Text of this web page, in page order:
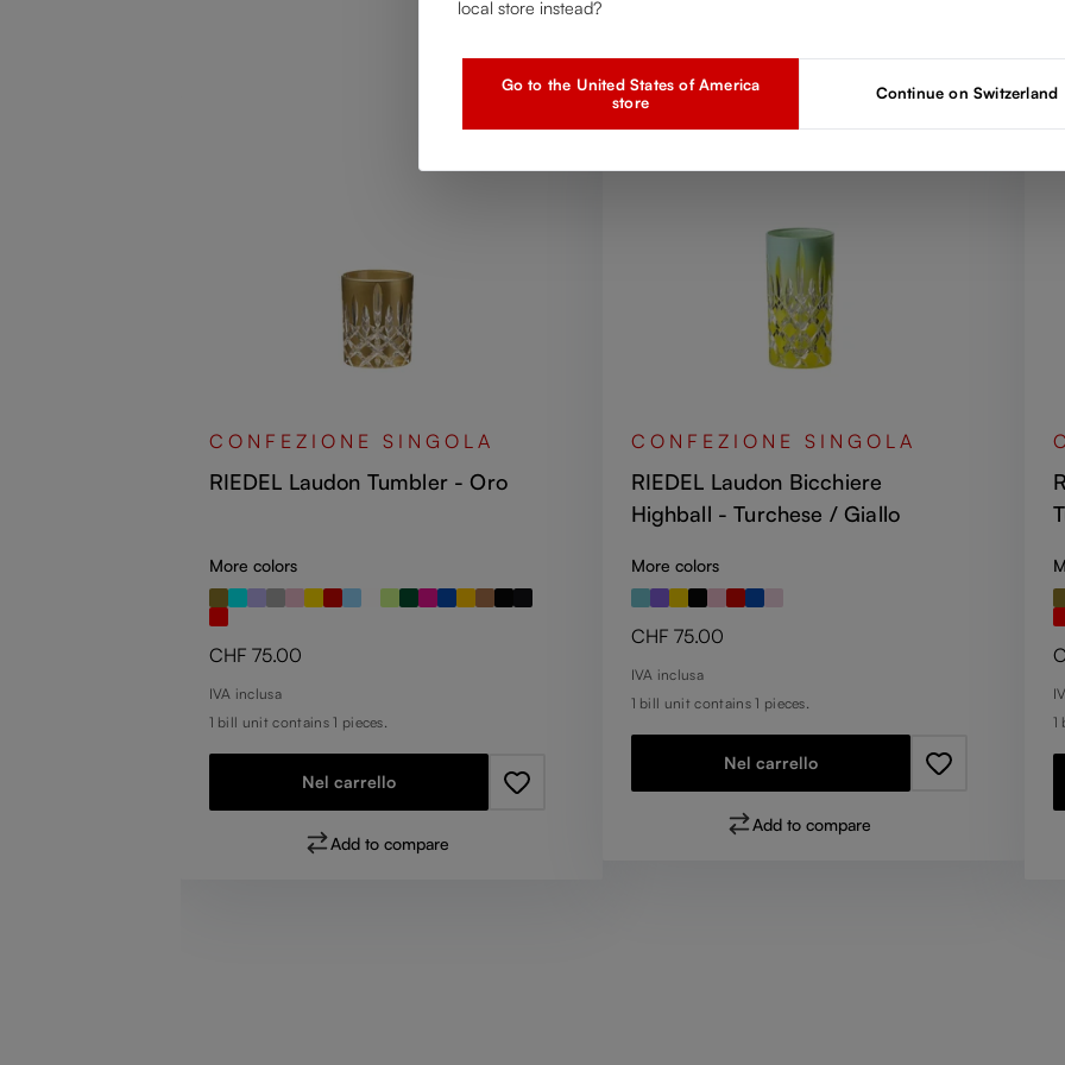
CONFEZIONE SINGOLA
RIEDEL Laudon Tumbler - Oro
More colors
Prezzo normale:
CHF 75.00
IVA inclusa
1 bill unit contains 1 pieces.
Nel carrello
Add to compare
CONFEZIONE SINGOLA
RIEDEL Laudon Bicchiere
Highball - Turchese / Giallo
More colors
Prezzo normale:
CHF 75.00
IVA inclusa
1 bill unit contains 1 pieces.
Nel carrello
Add to compare
1
local store instead?
Go to the United States of America
store
Continue on Switzerland